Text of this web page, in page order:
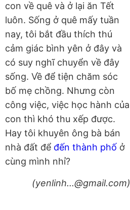
con về quê và ở lại ăn Tết
luôn. Sống ở quê mấy tuần
nay, tôi bắt đầu thích thú
cảm giác bình yên ở đây và
có suy nghĩ chuyển về đây
sống. Về để tiện chăm sóc
bố mẹ chồng. Nhưng còn
công việc, việc học hành của
con thì khó thu xếp được.
Hay tôi khuyên ông bà bán
nhà đất để đến thành phố ở
cùng mình nhỉ?
(yenlinh...@gmail.com)